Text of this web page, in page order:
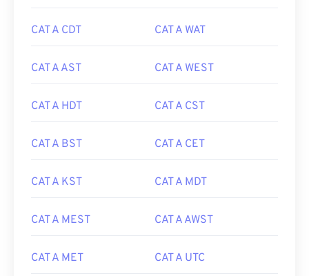
CAT A CDT CAT A WAT
CAT A AST CAT A WEST
CAT A HDT CAT A CST
CAT A BST CAT A CET
CAT A KST CAT A MDT
CAT A MEST CAT A AWST
CAT A MET CAT A UTC